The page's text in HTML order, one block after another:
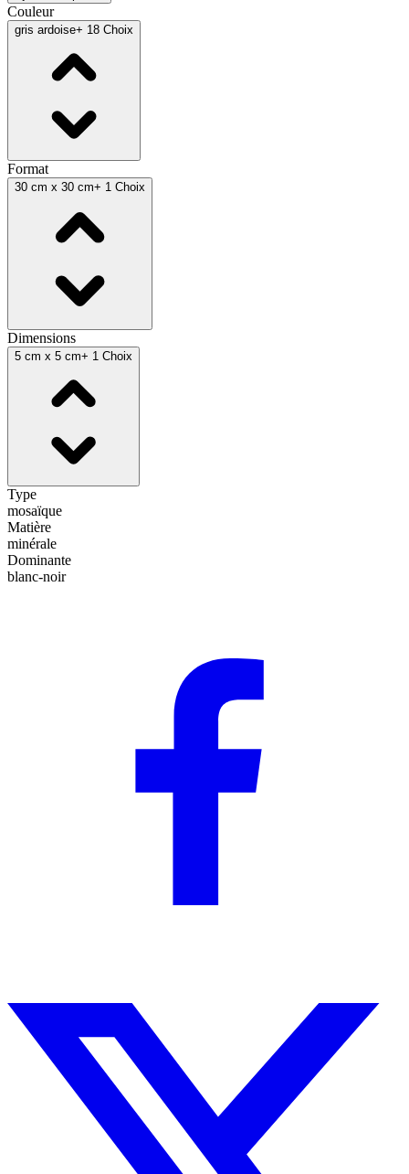
Couleur
gris ardoise+ 18 Choix
Format
30 cm x 30 cm+ 1 Choix
Dimensions
5 cm x 5 cm+ 1 Choix
Type
mosaïque
Matière
minérale
Dominante
blanc-noir